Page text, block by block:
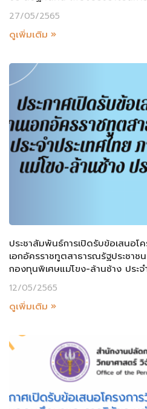
27/05/2565
ดูเพิ่มเติม »
ประชาสัมพันธ์การเปิดรับข้อเสนอโ
เอกอัครราชทูตสาธารณรัฐประชาช
กองทุนพิเศษแม่โขง-ล้านช้าง ประ
12/05/2565
ดูเพิ่มเติม »